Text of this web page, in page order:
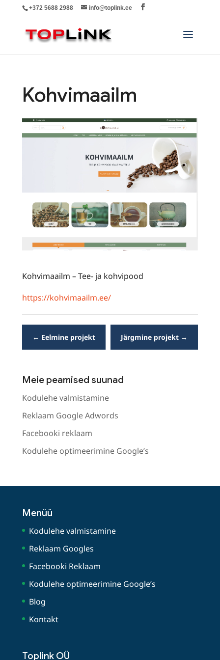
+372 5688 2988 info@toplink.ee
Kohvimaailm
Kohvimaailm – Tee- ja kohvipood
https://kohvimaailm.ee/
← Eelmine projekt Järgmine projekt →
Meie peamised suunad
Kodulehe valmistamine
Reklaam Google Adwords
Facebooki reklaam
Kodulehe optimeerimine Google’s
Menüü
Kodulehe valmistamine
Reklaam Googles
Facebooki Reklaam
Kodulehe optimeerimine Google’s
Blog
Kontakt
Toplink OÜ